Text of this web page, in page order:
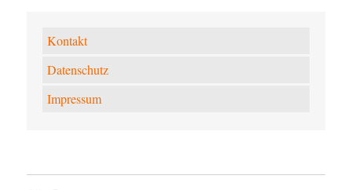
Kontakt
Datenschutz
Impressum